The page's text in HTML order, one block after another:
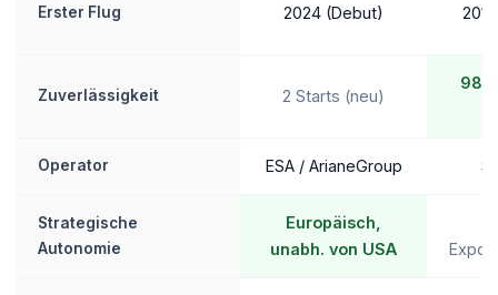
Erster Flug 2024 (Debut)
Zuverlässigkeit 2 Starts (neu)
Operator ESA / ArianeGroup
Strategische
Autonomie
Europäisch,
unabh. von USA